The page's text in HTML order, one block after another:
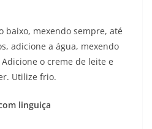
baixo, mexendo sempre, até
adicione a água, mexendo
o creme de leite e
Utilize frio.
linguiça